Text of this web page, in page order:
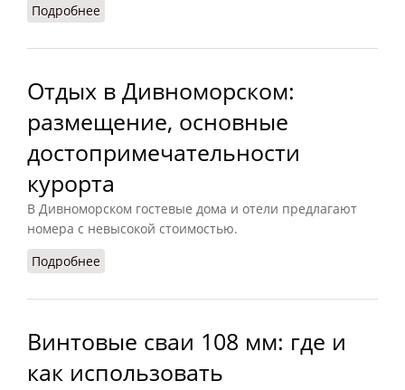
Подробнее
Отдых в Дивноморском:
размещение, основные
достопримечательности
курорта
В Дивноморском гостевые дома и отели предлагают
номера с невысокой стоимостью.
Подробнее
Винтовые сваи 108 мм: где и
как использовать